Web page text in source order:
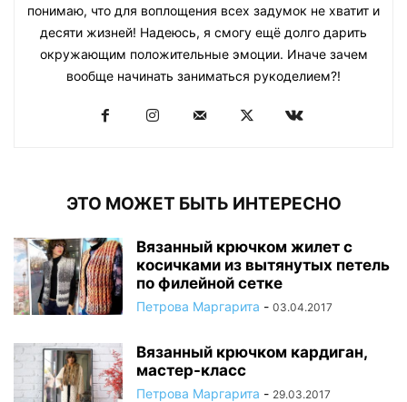
понимаю, что для воплощения всех задумок не хватит и
десяти жизней! Надеюсь, я смогу ещё долго дарить
окружающим положительные эмоции. Иначе зачем
вообще начинать заниматься рукоделием?!
ЭТО МОЖЕТ БЫТЬ ИНТЕРЕСНО
Вязанный крючком жилет с
косичками из вытянутых петель
по филейной сетке
Петрова Маргарита - 03.04.2017
Вязанный крючком кардиган,
мастер-класс
Петрова Маргарита - 29.03.2017